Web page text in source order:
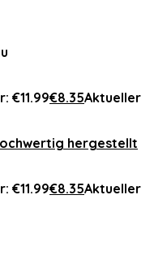
€11.99€8.35Aktueller
hergestellt
€11.99€8.35Aktueller